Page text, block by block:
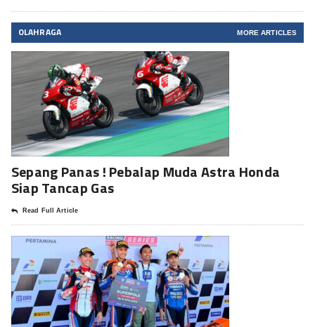
OLAHRAGA MORE ARTICLES
Sepang Panas ! Pebalap Muda Astra Honda
Siap Tancap Gas
Read Full Article